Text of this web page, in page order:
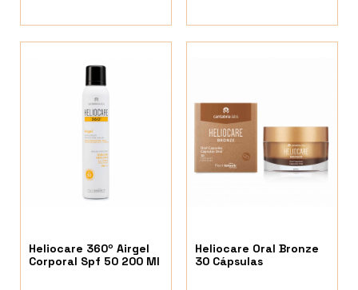
Heliocare 360º Airgel
Corporal Spf 50 200 Ml
Heliocare Oral Bronze
30 Cápsulas